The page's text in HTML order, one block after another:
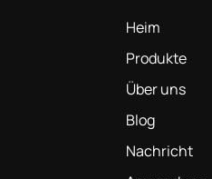
Heim
Produkte
Über uns
Blog
Nachricht